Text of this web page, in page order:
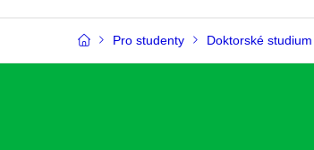
Pro studenty Doktorské studium